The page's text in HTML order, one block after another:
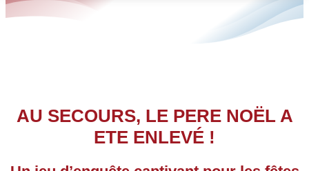
AU SECOURS, LE PERE NOËL A
ETE ENLEVÉ !